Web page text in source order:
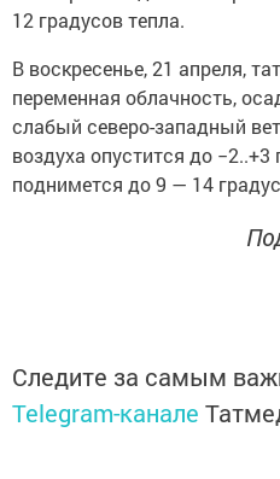
12 градусов тепла.
В воскресенье, 21 апреля,
переменная облачность,
слабый северо-западный
воздуха опустится до −2..+3
поднимется до 9 — 14
Следите за самым
Telegram-канале